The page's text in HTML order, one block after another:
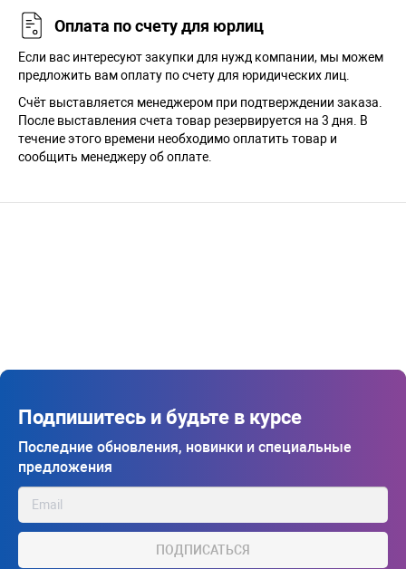
Оплата по счету для юрлиц
Если вас интересуют закупки для нужд компании, мы можем
предложить вам оплату по счету для юридических лиц.
Счёт выставляется менеджером при подтверждении заказа.
После выставления счета товар резервируется на 3 дня. В
течение этого времени необходимо оплатить товар и
сообщить менеджеру об оплате.
Подпишитесь и будьте в курсе
Последние обновления, новинки и специальные
предложения
ПОДПИСАТЬСЯ